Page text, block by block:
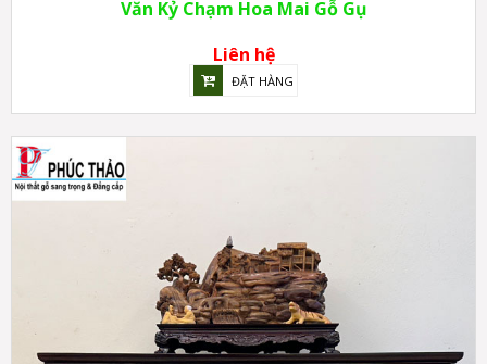
Văn Kỷ Chạm Hoa Mai Gỗ Gụ
Liên hệ
ĐẶT HÀNG